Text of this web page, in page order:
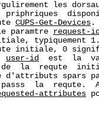
les
priphriques
CUPS-Get-Devices .
paramtre
request-
typiquement
initiale, 0
user-id
est  la
la  requte
d'attributs spars
passs  la  requte.
attributes